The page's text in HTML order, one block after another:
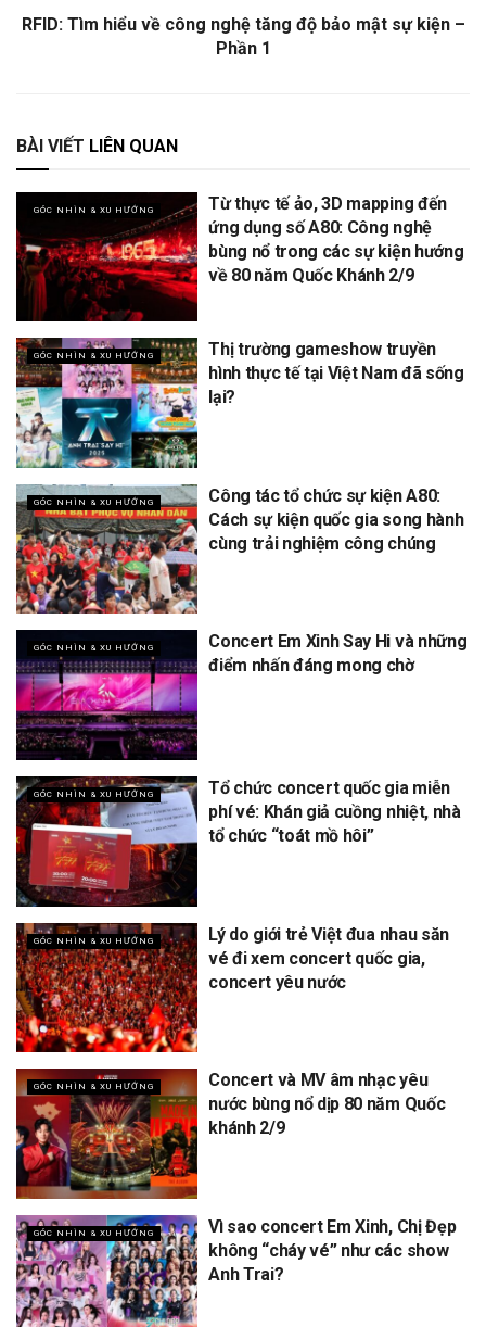
RFID: Tìm hiểu về công nghệ tăng độ bảo mật sự kiện –
Phần 1
BÀI VIẾT LIÊN QUAN
GÓC NHÌN & XU HƯỚNG
Từ thực tế ảo, 3D mapping đến
ứng dụng số A80: Công nghệ
bùng nổ trong các sự kiện hướng
về 80 năm Quốc Khánh 2/9
GÓC NHÌN & XU HƯỚNG
Thị trường gameshow truyền
hình thực tế tại Việt Nam đã sống
lại?
GÓC NHÌN & XU HƯỚNG
Công tác tổ chức sự kiện A80:
Cách sự kiện quốc gia song hành
cùng trải nghiệm công chúng
GÓC NHÌN & XU HƯỚNG
Concert Em Xinh Say Hi và những
điểm nhấn đáng mong chờ
GÓC NHÌN & XU HƯỚNG
Tổ chức concert quốc gia miễn
phí vé: Khán giả cuồng nhiệt, nhà
tổ chức “toát mồ hôi”
GÓC NHÌN & XU HƯỚNG
Lý do giới trẻ Việt đua nhau săn
vé đi xem concert quốc gia,
concert yêu nước
GÓC NHÌN & XU HƯỚNG
Concert và MV âm nhạc yêu
nước bùng nổ dịp 80 năm Quốc
khánh 2/9
GÓC NHÌN & XU HƯỚNG
Vì sao concert Em Xinh, Chị Đẹp
không “cháy vé” như các show
Anh Trai?